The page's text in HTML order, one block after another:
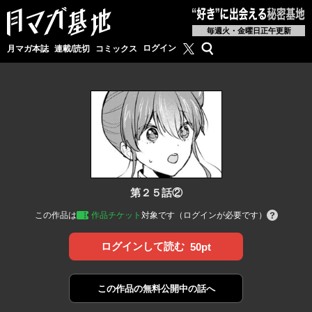
毎週火・金曜日正午更新
月マガ本誌 連載/読切 コミックス ログイン 月マガ基地公式X
検索
第２５話②
この作品は 作品チケット 対象です（ログインが必要です）
ログインして読む 50pt
この作品の無料公開中の話へ